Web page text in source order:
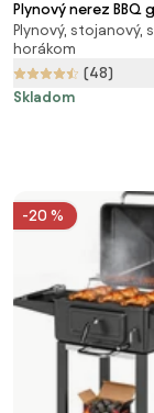
Plynový nerez BBQ
horák WELLINGTON
ražeň ZADARMO
Plynový, stojanový,
horákom
(48)
Skladom
-20 %